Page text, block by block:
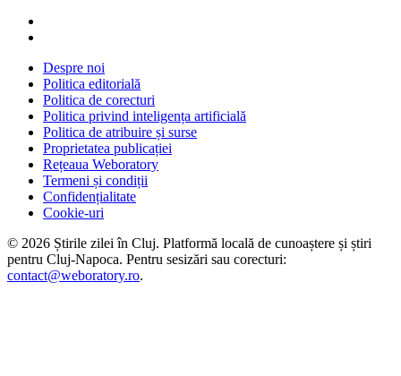
Despre noi
Politica editorială
Politica de corecturi
Politica privind inteligența artificială
Politica de atribuire și surse
Proprietatea publicației
Rețeaua Weboratory
Termeni și condiții
Confidențialitate
Cookie-uri
© 2026 Știrile zilei în Cluj. Platformă locală de cunoaștere și știri
pentru Cluj-Napoca. Pentru sesizări sau corecturi:
contact@weboratory.ro.